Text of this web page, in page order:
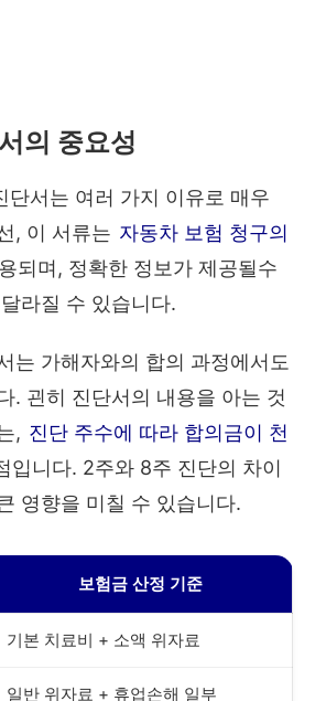
의 중요성
단서는 여러 가지 이유로 매우
, 이 서류는 자동차 보험 청구의
되며, 정확한 정보가 제공될수
라질 수 있습니다.
는 가해자와의 합의 과정에서도
. 괸히 진단서의 내용을 아는 것
, 진단 주수에 따라 합의금이 천
입니다. 2주와 8주 진단의 차이
영향을 미칠 수 있습니다.
보험금 산정 기준
기본 치료비 + 소액 위자료
일반 위자료 + 휴업손해 일부